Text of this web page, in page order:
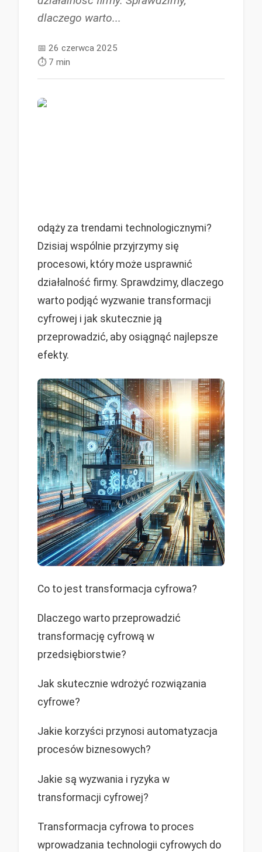
dlaczego warto...
📅 26 czerwca 2025
⏱️ 7 min
odąży za trendami technologicznymi?
Dzisiaj wspólnie przyjrzymy się
procesowi, który może usprawnić
działalność firmy. Sprawdzimy, dlaczego
warto podjąć wyzwanie transformacji
cyfrowej i jak skutecznie ją
przeprowadzić, aby osiągnąć najlepsze
efekty.
Co to jest transformacja cyfrowa?
Dlaczego warto przeprowadzić
transformację cyfrową w
przedsiębiorstwie?
Jak skutecznie wdrożyć rozwiązania
cyfrowe?
Jakie korzyści przynosi automatyzacja
procesów biznesowych?
Jakie są wyzwania i ryzyka w
transformacji cyfrowej?
Transformacja cyfrowa to proces
wprowadzania technologii cyfrowych do